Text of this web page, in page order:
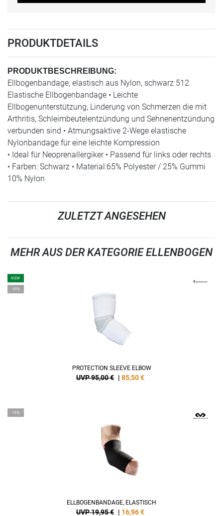
PRODUKTDETAILS
PRODUKTBESCHREIBUNG:
Ellbogenbandage, elastisch aus Nylon, schwarz 512
Elastische Ellbogenbandage • Leichte
Ellbogenunterstützung, Linderung von Schmerzen die mit
Arthritis, Schleimbeutelentzündung und Sehnenentzündung
verbunden sind • Atmungsaktive 2-Wege elastische
Nylonbandage für eine leichte Kompression
• Ideal für Neoprenallergiker • Passend für links oder rechts
• Farben: Schwarz • Material:65% Polyester / 25% Gummi
10% Nylon
ZULETZT ANGESEHEN
MEHR AUS DER KATEGORIE ELLENBOGEN
NEW
-10%
PROTECTION SLEEVE ELBOW
UVP 95,00 € | 85,50€
-15%
ELLBOGENBANDAGE, ELASTISCH
UVP 19,95 € | 16,96€